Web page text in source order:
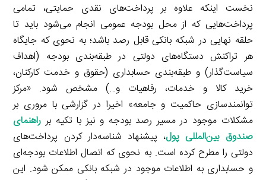
نخست اینکه علاوه بر پرداخت‌های نقدی حمایتی، تمامی
پرداخت‌هایی که از محل بودجه عمومی انجام می‌شود باید تا
حلقه نهایی در شبکه بانکی قابل رصد باشد؛ به نحوی که جایگاه
هر تراکنش دستگاه‌های دولتی در طبقه‌بندی بودجه (اهداف
سیاست‌گذار) و طبقه‌بندی حسابداری (حقوق و خدمت کارکنان،
خرید کالا و خدمات، رفاهیات و…) مشخص شود. «مرکز
توانمندسازی حاکمیت و جامعه» اخیرا در گزارشی با مروری بر
مشکلات موجود در مسیر رصد بودجه و نیز با تکیه بر راهنمای
صندوق بین‌المللی پول، پیشنهاد شناسه‌دار کردن پرداخت‌های
دولتی را مطرح کرده است. به نحوی که اتصال اطلاعات بودجه‌ای
و حسابداری به اطلاعات موجود در شبکه بانکی ممکن شود. این